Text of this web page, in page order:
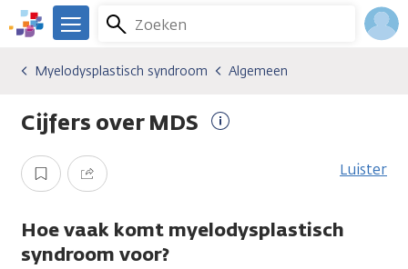
Overslaan
en
gaan
We
er
je.
Zoeken
Menu
Kankersoorten
Myelodysplastisch syndroom
Algemeen
Myelodysplastisch syndroom Algemeen
Cijfers over MDS
Opslaan Delen Luister
Hoe vaak komt myelodysplastisch
syndroom voor?